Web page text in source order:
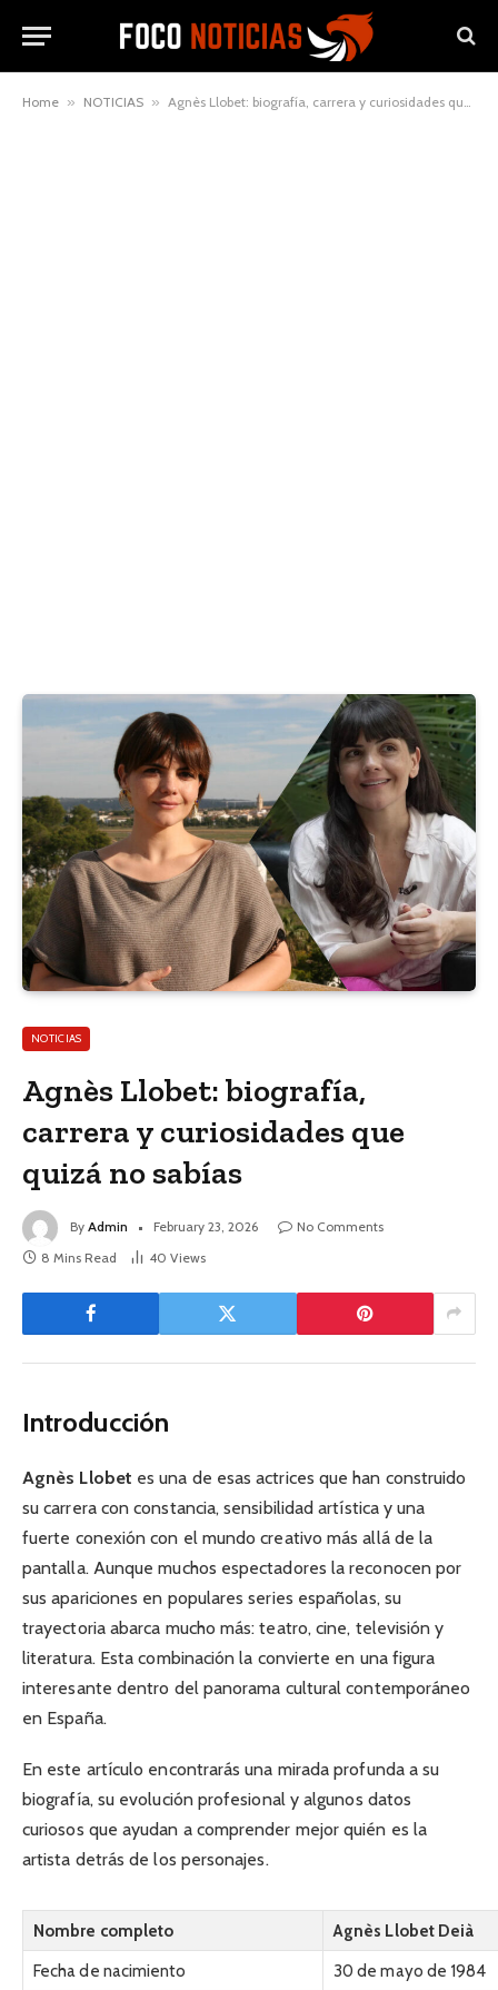
Home » NOTICIAS » Agnès Llobet: biografía, carrera y curiosidades que quizá no sabías
NOTICIAS
Agnès Llobet: biografía,
carrera y curiosidades que
quizá no sabías
By Admin February 23, 2026
No Comments
8 Mins Read
40 Views
Introducción
Agnès Llobet es una de esas actrices que han construido
su carrera con constancia, sensibilidad artística y una
fuerte conexión con el mundo creativo más allá de la
pantalla. Aunque muchos espectadores la reconocen por
sus apariciones en populares series españolas, su
trayectoria abarca mucho más: teatro, cine, televisión y
literatura. Esta combinación la convierte en una figura
interesante dentro del panorama cultural contemporáneo
en España.
En este artículo encontrarás una mirada profunda a su
biografía, su evolución profesional y algunos datos
curiosos que ayudan a comprender mejor quién es la
artista detrás de los personajes.
Nombre completo
Agnès Llobet Deià
Fecha de nacimiento
30 de mayo de 1984